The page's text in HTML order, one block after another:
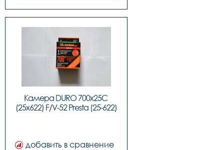
Камера DURO 700x25C
(25x622) F/V-52 Presta (25-622)
добавить в сравнение